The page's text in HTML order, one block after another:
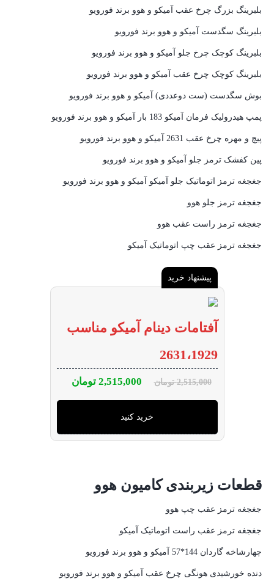
بلبرینگ بزرگ چرخ عقب آمیکو و هوو برند فورویو
بلبرینگ سگدست آمیکو و هوو برند فورویو
بلبرینگ کوچک چرخ جلو آمیکو و هوو برند فورویو
بلبرینگ کوچک چرخ عقب آمیکو و هوو برند فورویو
بوش سگدست (ست دوعددی) آمیکو و هوو برند فورویو
پمپ هیدرولیک فرمان آمیکو 183 بار آمیکو و هوو برند فورویو
پیچ و مهره چرخ عقب 2631 آمیکو و هوو برند فورویو
پین کفشک ترمز جلو آمیکو و هوو برند فورویو
جغجغه ترمز اتوماتیک جلو آمیکو آمیکو و هوو برند فورویو
جغجغه ترمز جلو هوو
جغجغه ترمز راست عقب هوو
جغجغه ترمز عقب چپ اتوماتیک آمیکو
پیشنهاد خرید
آفتامات دینام آمیکو مناسب
2631،1929
2,515,000 تومان 2,515,000 تومان
خرید کنید
قطعات زیربندی کامیون هوو
جغجغه ترمز عقب چپ هوو
جغجغه ترمز عقب راست اتوماتیک آمیکو
چهارشاخه گاردان 144*57 آمیکو و هوو برند فورویو
دنده خورشیدی هونگی چرخ عقب آمیکو و هوو برند فورویو